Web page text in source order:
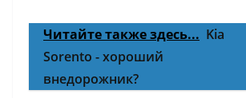
Читайте также здесь... Kia
Sorento - хороший
внедорожник?